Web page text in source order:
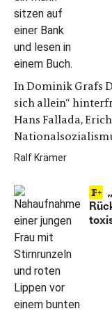
In Dominik Grafs
sich allein“
Hans Fallada,
Ralf Krämer